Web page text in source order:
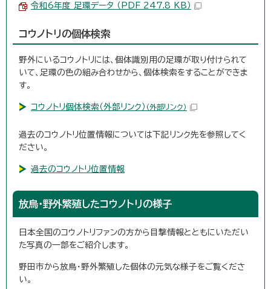
令和6年度 足環データ （PDF 247.8 KB）
コウノトリの個体検索
野外にいるコウノトリには、個体識別用の足環が取り付けられて
いて、足環の色の組み合わせから、個体検索をすることができま
す。
コウノトリ個体検索（外部リンク） （外部リンク）
過去のコウノトリ位置情報については下記リンク先を参照してく
ださい。
過去のコウノトリ位置情報
放鳥・野外繁殖したコウノトリの様子
日本全国のコウノトリファンの方から目撃情報とともにいただい
た写真の一部をご紹介します。
野田市から放鳥・野外繁殖した個体の元気な様子をご覧くださ
い。